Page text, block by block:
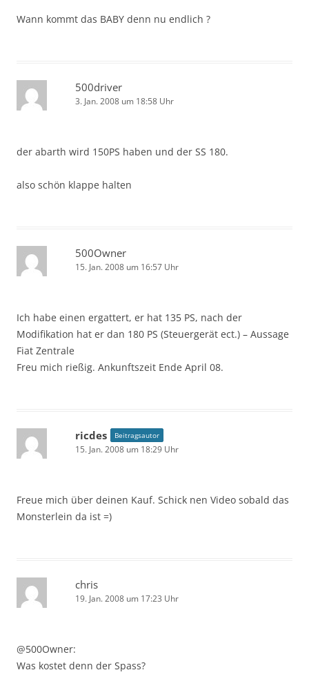
Wann kommt das BABY denn nu endlich ?
500driver
3. Jan. 2008 um 18:58 Uhr
der abarth wird 150PS haben und der SS 180.
also schön klappe halten
500Owner
15. Jan. 2008 um 16:57 Uhr
Ich habe einen ergattert, er hat 135 PS, nach der
Modifikation hat er dan 180 PS (Steuergerät ect.) – Aussage
Fiat Zentrale
Freu mich rießig. Ankunftszeit Ende April 08.
ricdes Beitragsautor
15. Jan. 2008 um 18:29 Uhr
Freue mich über deinen Kauf. Schick nen Video sobald das
Monsterlein da ist =)
chris
19. Jan. 2008 um 17:23 Uhr
@500Owner:
Was kostet denn der Spass?